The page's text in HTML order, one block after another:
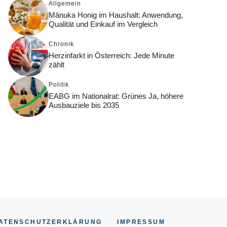
Allgemein
Mānuka Honig im Haushalt: Anwendung,
Qualität und Einkauf im Vergleich
Chronik
Herzinfarkt in Österreich: Jede Minute
zählt
Politik
EABG im Nationalrat: Grünes Ja, höhere
Ausbauziele bis 2035
IMPRESSUM